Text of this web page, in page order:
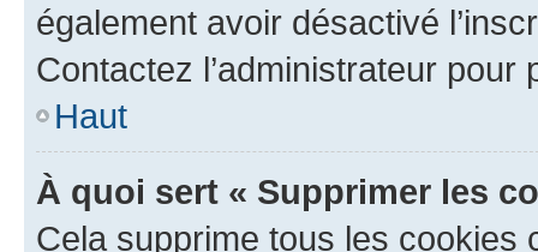
également avoir désactivé
Contactez l’administrateur
Haut
À quoi sert « Supprimer les
Cela supprime tous les cookies